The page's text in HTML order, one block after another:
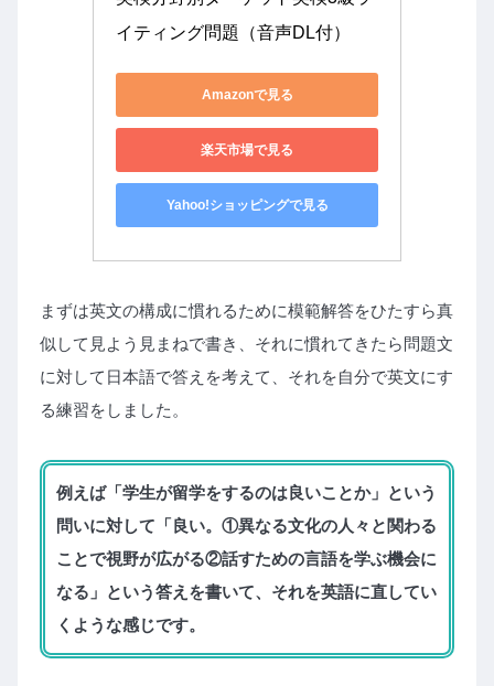
イティング問題（音声DL付）
Amazonで見る
楽天市場で見る
Yahoo!ショッピングで見る
まずは英文の構成に慣れるために模範解答をひたすら真
似して見よう見まねで書き、それに慣れてきたら問題文
に対して日本語で答えを考えて、それを自分で英文にす
る練習をしました。
例えば「学生が留学をするのは良いことか」という
問いに対して「良い。①異なる文化の人々と関わる
ことで視野が広がる②話すための言語を学ぶ機会に
なる」という答えを書いて、それを英語に直してい
くような感じです。